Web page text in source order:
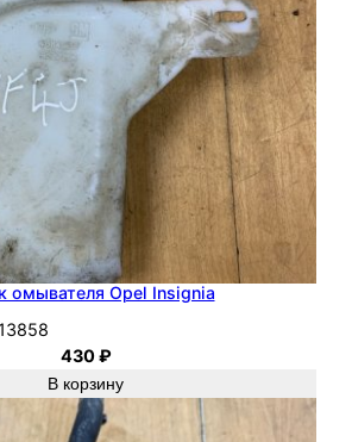
омывателя Opel Insignia
430₽
В корзину